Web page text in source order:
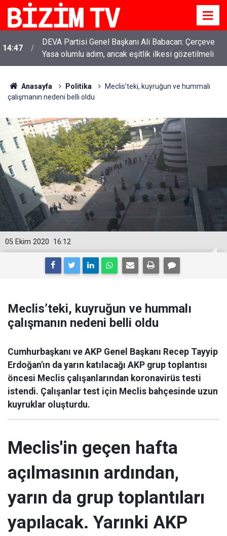
14:47
DEVA Partisi Genel Başkanı Ali Babacan: Çerçeve
Yasa olumlu adım, ancak eşitlik ilkesi gözetilmeli
Anasayfa Politika
Meclis’teki, kuyruğun ve hummalı
çalışmanın nedeni belli oldu
16:12
05 Ekim 2020
Meclis’teki, kuyruğun ve hummalı
çalışmanın nedeni belli oldu
Cumhurbaşkanı ve AKP Genel Başkanı Recep Tayyip
Erdoğan'ın da yarın katılacağı AKP grup toplantısı
öncesi Meclis çalışanlarından koronavirüs testi
istendi. Çalışanlar test için Meclis bahçesinde uzun
kuyruklar oluşturdu.
Meclis'in geçen hafta
açılmasının ardından,
yarın da grup toplantıları
yapılacak. Yarınki AKP